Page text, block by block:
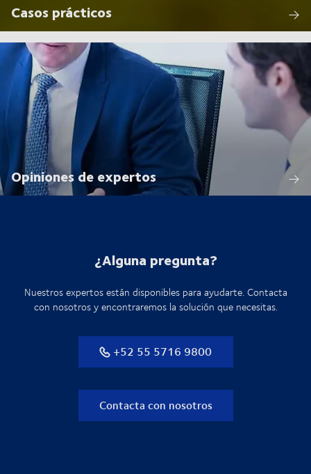
Casos prácticos
Opiniones de expertos
¿Alguna pregunta?
Nuestros expertos están disponibles para ayudarte. Contacta
con nosotros y encontraremos la solución que necesitas.
+52 55 5716 9800
Contacta con nosotros